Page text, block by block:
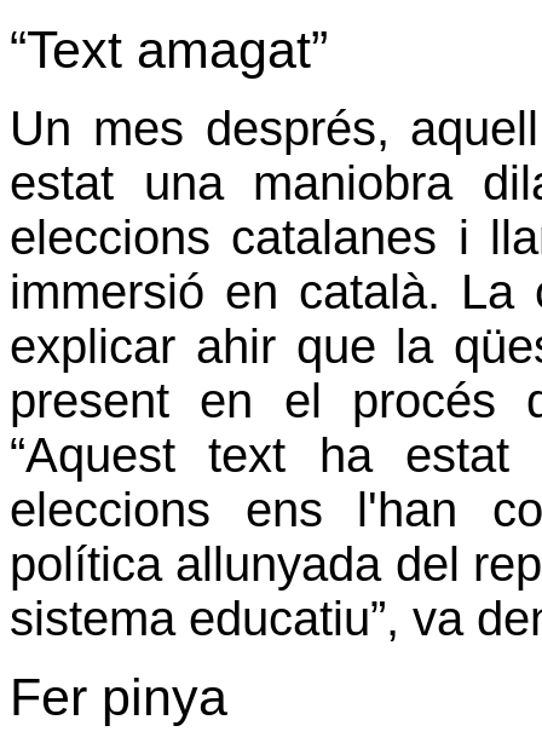
“Text amagat”
Un mes després,
estat una maniobra
eleccions catalanes i
immersió en català. La
explicar ahir que la
present en el procés
“Aquest text ha
eleccions ens l'han
política allunyada del
sistema educatiu”, va
Fer pinya